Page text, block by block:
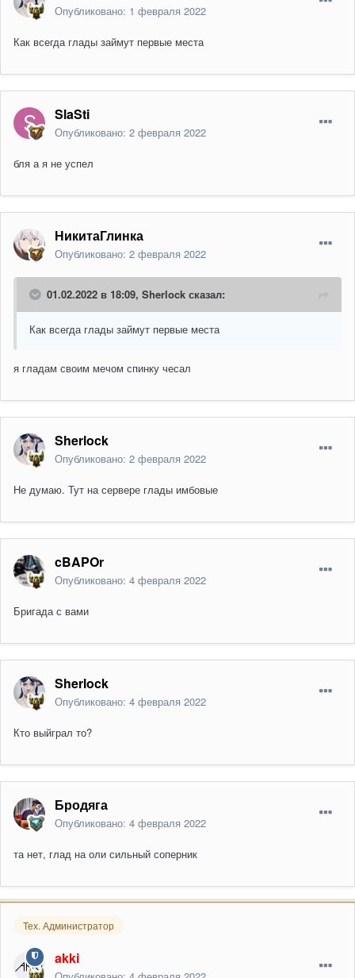
Опубликовано: 1 февраля 2022
Как всегда глады займут первые места
SlaSti
Опубликовано: 2 февраля 2022
бля а я не успел
НикитаГлинка
Опубликовано: 2 февраля 2022
01.02.2022 в 18:09, Sherlock сказал:
Как всегда глады займут первые места
я гладам своим мечом спинку чесал
Sherlock
Опубликовано: 2 февраля 2022
Не думаю. Тут на сервере глады имбовые
cBAPOr
Опубликовано: 4 февраля 2022
Бригада с вами
Sherlock
Опубликовано: 4 февраля 2022
Кто выйграл то?
Бродяга
Опубликовано: 4 февраля 2022
та нет, глад на оли сильный соперник
Тех. Администратор
akki